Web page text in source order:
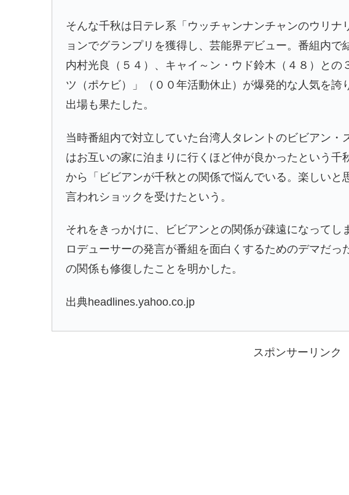
そんな千秋は日テレ系「ウッチャンナンチャンのウリナ
ョンでグランプリを獲得し、芸能界デビュー。番組内で
内村光良（５４）、キャイ～ン・ウド鈴木（４８）との
ツ（ポケビ）」（００年活動休止）が爆発的な人気を誇
出場も果たした。
当時番組内で対立していた台湾人タレントのビビアン・
はお互いの家に泊まりに行くほど仲が良かったという千
から「ビビアンが千秋との関係で悩んでいる。楽しいと
言われショックを受けたという。
それをきっかけに、ビビアンとの関係が疎遠になってし
ロデューサーの発言が番組を面白くするためのデマだっ
の関係も修復したことを明かした。
出典headlines.yahoo.co.jp
スポンサーリンク